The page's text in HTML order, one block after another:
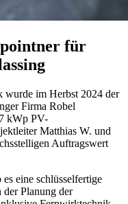
für
wurde im Herbst 2024 der
Firma Robel
kWp PV-
Matthias W. und
Auftragswert
eine schlüsselfertige
Planung der